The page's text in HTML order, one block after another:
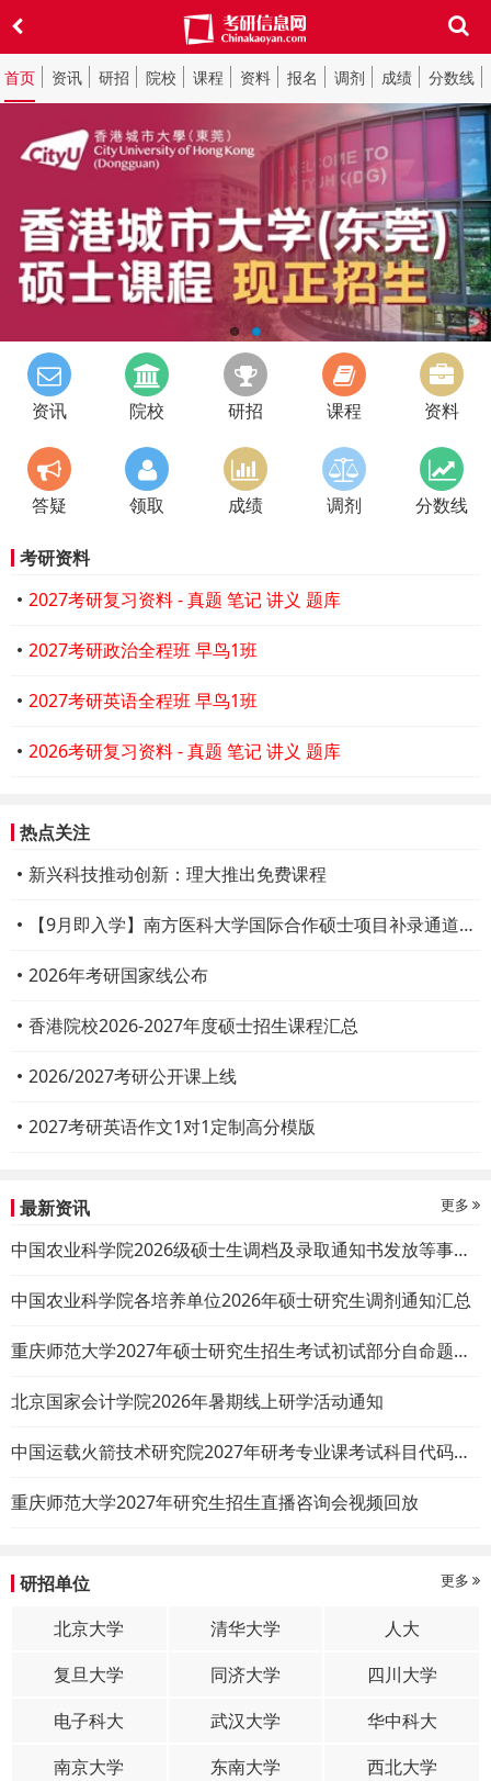
首页 资讯 研招 院校 课程 资料 报名 调剂 成绩 分数线
资讯 院校 研招 课程 资料
答疑 领取 成绩 调剂 分数线
考研资料
2027考研复习资料 - 真题 笔记 讲义 题库
2027考研政治全程班 早鸟1班
2027考研英语全程班 早鸟1班
2026考研复习资料 - 真题 笔记 讲义 题库
热点关注
新兴科技推动创新：理大推出免费课程
【9月即入学】南方医科大学国际合作硕士项目补录通道开启
2026年考研国家线公布
香港院校2026-2027年度硕士招生课程汇总
2026/2027考研公开课上线
2027考研英语作文1对1定制高分模版
最新资讯 更多
中国农业科学院2026级硕士生调档及录取通知书发放等事项通知
中国农业科学院各培养单位2026年硕士研究生调剂通知汇总
重庆师范大学2027年硕士研究生招生考试初试部分自命题考试大纲
北京国家会计学院2026年暑期线上研学活动通知
中国运载火箭技术研究院2027年研考专业课考试科目代码、名称及考试大纲公告
重庆师范大学2027年研究生招生直播咨询会视频回放
研招单位 更多
北京大学 清华大学
人大
复旦大学
同济大学
四川大学
电子科大
武汉大学
华中科大
南京大学
东南大学 西北大学